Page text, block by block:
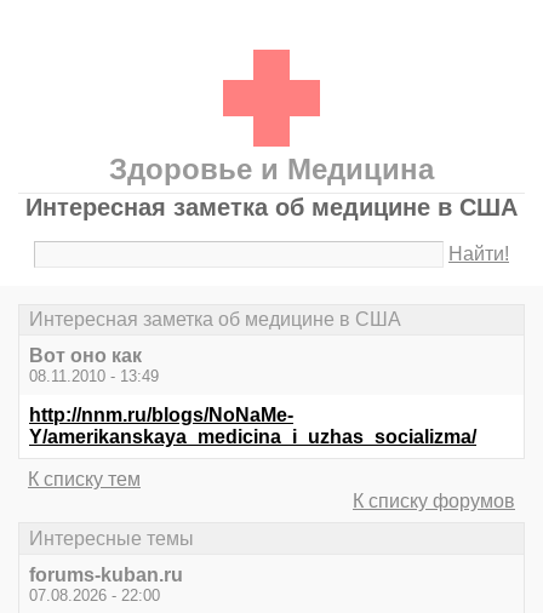
Здоровье и Медицина
Интересная заметка об медицине в США
Найти!
Интересная заметка об медицине в США
Вот оно как
08.11.2010 - 13:49
http://nnm.ru/blogs/NoNaMe-
Y/amerikanskaya_medicina_i_uzhas_socializma/
К списку тем
К списку форумов
Интересные темы
forums-kuban.ru
07.08.2026 - 22:00